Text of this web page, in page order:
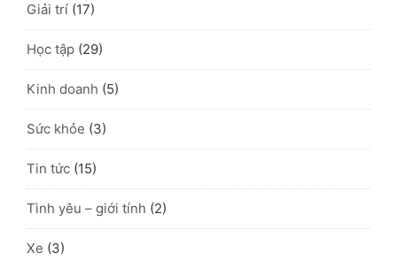
Giải trí (17)
Học tập (29)
Kinh doanh (5)
Sức khỏe (3)
Tin tức (15)
Tình yêu – giới tính (2)
Xe (3)